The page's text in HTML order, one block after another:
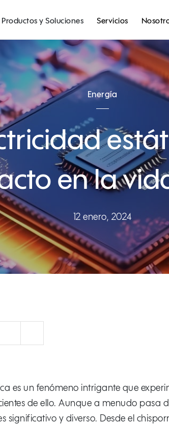
Productos y Soluciones Servicios
Energía
en la
12 enero, 2024
es un fenómeno intrigante que
de ello. Aunque a menudo pasa
significativo y diverso. Desde el